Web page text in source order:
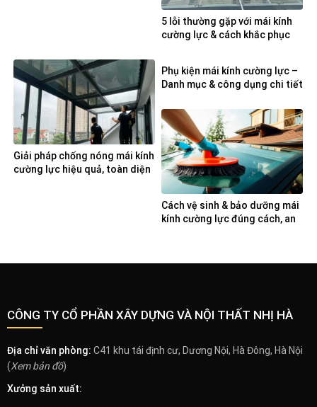
5 lỗi thường gặp với mái kính
cường lực & cách khắc phục
Giải pháp chống nóng mái kính
cường lực hiệu quả, toàn diện
Phụ kiện mái kính cường lực –
Danh mục & công dụng chi tiết
Cách vệ sinh & bảo dưỡng mái
kính cường lực đúng cách, an
CÔNG TY CỔ PHẦN XÂY DỰNG VÀ NỘI THẤT NHỊ HÀ
Địa chỉ văn phòng: C41 khu tái định cư, Dương Nội, Hà Đông, Hà Nội
(Xem bản đồ)
Xưởng sản xuất: